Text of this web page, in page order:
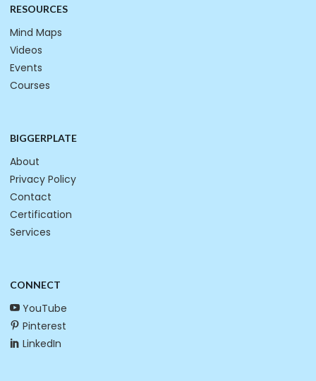
RESOURCES
Mind Maps
Videos
Events
Courses
BIGGERPLATE
About
Privacy Policy
Contact
Certification
Services
CONNECT
YouTube
Pinterest
LinkedIn